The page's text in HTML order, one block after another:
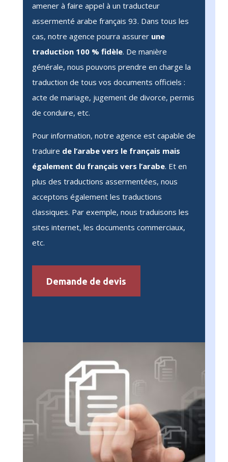
amener à faire appel à un traducteur
assermenté arabe français 93. Dans tous les
cas, notre agence pourra assurer une
traduction 100 % fidèle. De manière
générale, nous pouvons prendre en charge la
traduction de tous vos documents officiels :
acte de mariage, jugement de divorce, permis
de conduire, etc.
Pour information, notre agence est capable de
traduire de l’arabe vers le français mais
également du français vers l’arabe. Et en
plus des traductions assermentées, nous
acceptons également les traductions
classiques. Par exemple, nous traduisons les
sites internet, les documents commerciaux,
etc.
Demande de devis